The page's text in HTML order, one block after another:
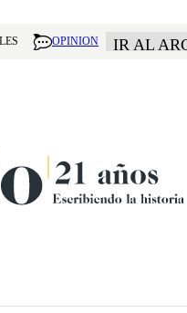
OPINION IR AL